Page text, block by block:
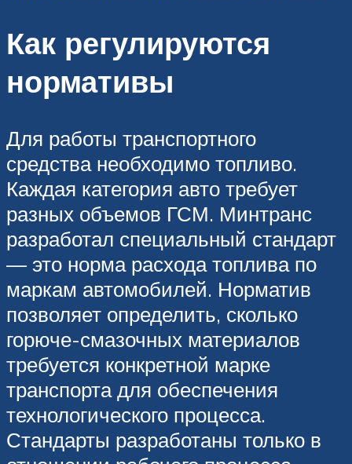
Как регулируются
нормативы
Для работы транспортного
средства необходимо топливо.
Каждая категория авто требует
разных объемов ГСМ. Минтранс
разработал специальный стандарт
— это норма расхода топлива по
маркам автомобилей. Норматив
позволяет определить, сколько
горюче-смазочных материалов
требуется конкретной марке
транспорта для обеспечения
технологического процесса.
Стандарты разработаны только в